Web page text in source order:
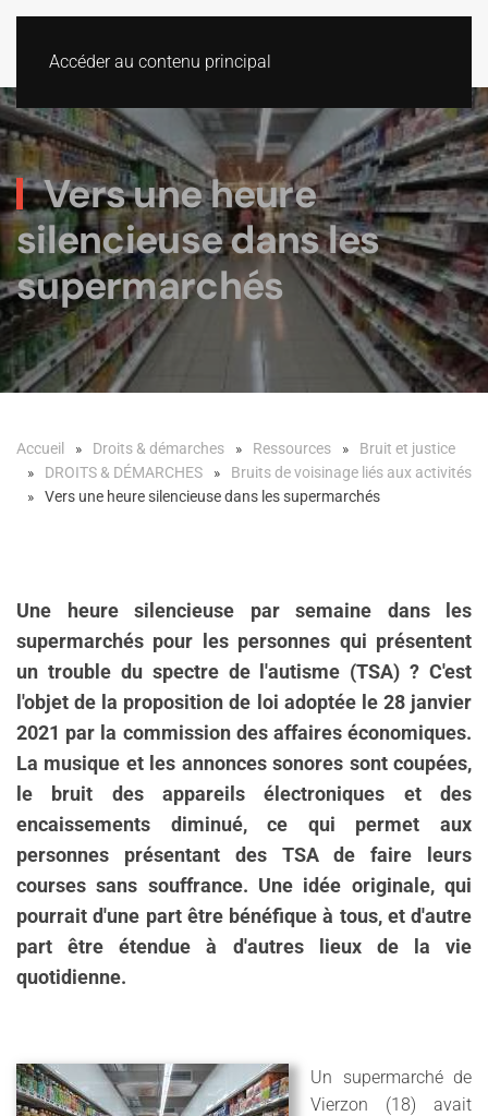
Accéder au contenu principal
Vers une heure
silencieuse dans les
supermarchés
Accueil Droits & démarches Ressources
Bruit et justice
DROITS & DÉMARCHES
Bruits de voisinage liés aux activités
Vers une heure silencieuse dans les supermarchés
Une heure silencieuse par semaine dans les
supermarchés pour les personnes qui présentent
un trouble du spectre de l'autisme (TSA) ? C'est
l'objet de la proposition de loi adoptée le 28 janvier
2021 par la commission des affaires économiques.
La musique et les annonces sonores sont coupées,
le bruit des appareils électroniques et des
encaissements diminué, ce qui permet aux
personnes présentant des TSA de faire leurs
courses sans souffrance. Une idée originale, qui
pourrait d'une part être bénéfique à tous, et d'autre
part être étendue à d'autres lieux de la vie
quotidienne.
Un supermarché de
Vierzon (18) avait